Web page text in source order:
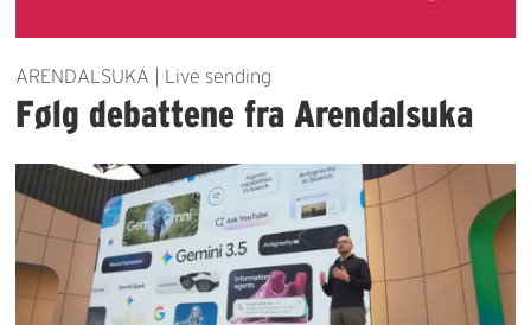
ARENDALSUKA | Live sending
Følg debattene fra Arendalsuka